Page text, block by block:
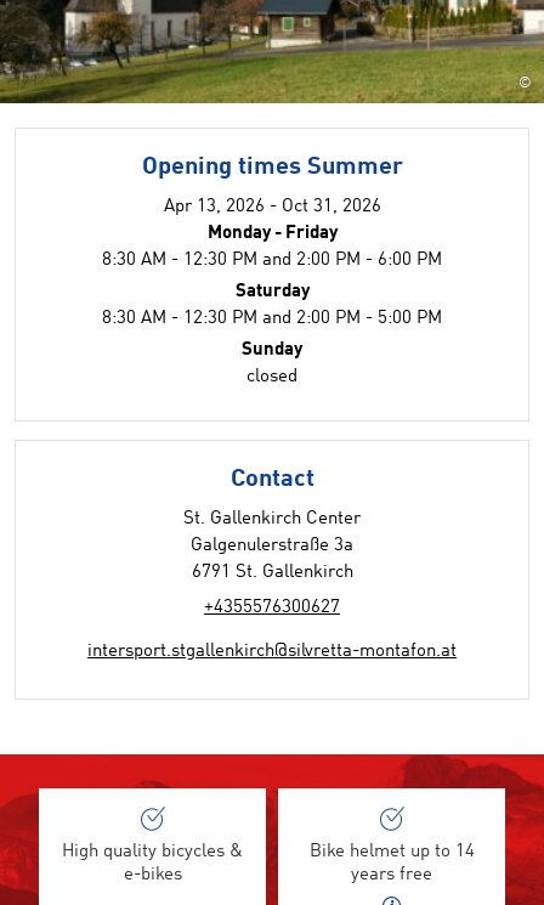
©
Opening times Summer
Apr 13, 2026 - Oct 31, 2026
Monday - Friday
8:30 AM - 12:30 PM and 2:00 PM - 6:00 PM
Saturday
8:30 AM - 12:30 PM and 2:00 PM - 5:00 PM
Sunday
closed
Contact
St. Gallenkirch Center
Galgenulerstraße 3a
6791 St. Gallenkirch
+4355576300627
intersport.stgallenkirch@silvretta-montafon.at
High quality bicycles &
e-bikes
Bike helmet up to 14
years free